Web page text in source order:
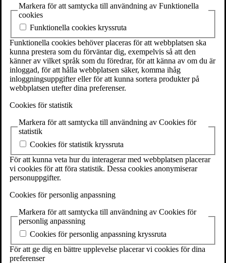
Studiebesök
naringslivshistoria.se
foretagshistoria.se
Gymnasieämnen
Biologi
Design
Entreprenörskap
Entreprenörskap och företagande
Film- och tv-produktion
Fysik
Företagsekonomi
Geografi
Handel och hållbar utveckling
Historia
Hållbart samhällsbyggande
Industriell design
Information och kommunikation
Markera för att samtycka till användning av Funktionella
cookies
Funktionella cookies kryssruta
Funktionella cookies behöver placeras för att webbplatsen ska
kunna prestera som du förväntar dig, exempelvis så att den
känner av vilket språk som du föredrar, för att känna av om du är
inloggad, för att hålla webbplatsen säker, komma ihåg
inloggningsuppgifter eller för att kunna sortera produkter på
webbplatsen utefter dina preferenser.
Cookies för statistik
Markera för att samtycka till användning av Cookies för
statistik
Cookies för statistik kryssruta
För att kunna veta hur du interagerar med webbplatsen placerar
vi cookies för att föra statistik. Dessa cookies anonymiserar
personuppgifter.
Cookies för personlig anpassning
Markera för att samtycka till användning av Cookies för
personlig anpassning
Cookies för personlig anpassning kryssruta
För att ge dig en bättre upplevelse placerar vi cookies för dina
preferenser